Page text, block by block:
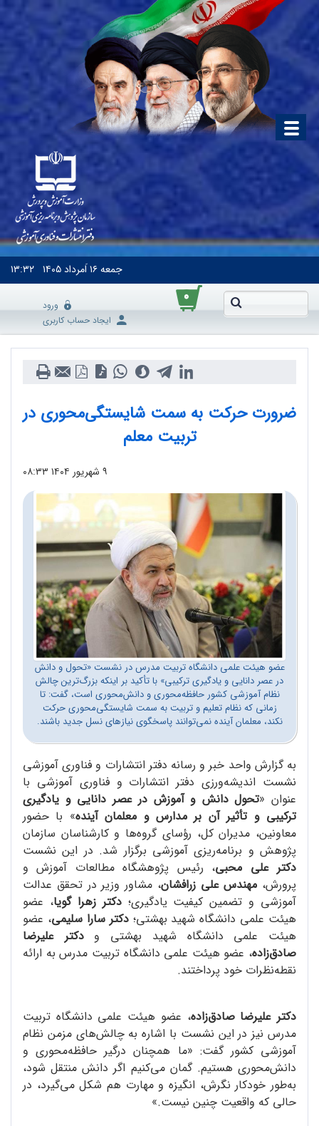
جمعه۱۶ اَمرداد ۱۴۰۵ ۱۳:۳۲
۰
ورود
ایجاد حساب کاربری
ضرورت حرکت به سمت شایستگی‌محوری در
تربیت معلم
۹ شهریور ۱۴۰۴ ۰۸:۳۳
عضو هیئت علمی دانشگاه تربیت مدرس در نشست «تحول و دانش
در عصر دانایی و یادگیری ترکیبی» با تأکید بر اینکه بزرگ‌ترین چالش
نظام آموزشی کشور حافظه‌محوری و دانش‌محوری است، گفت: تا
زمانی که نظام تعلیم و تربیت به سمت شایستگی‌محوری حرکت
نکند، معلمان آینده نمی‌توانند پاسخگوی نیازهای نسل جدید باشند.
به گزارش واحد خبر و رسانه دفتر انتشارات و فناوری آموزشی
نشست اندیشه‌ورزی دفتر انتشارات و فناوری آموزشی با
عنوان «تحول دانش و آموزش در عصر دانایی و یادگیری
ترکیبی و تأثیر آن بر مدارس و معلمان آینده» با حضور
معاونین، مدیران کل، رؤسای گروه‌ها و کارشناسان سازمان
پژوهش و برنامه‌ریزی آموزشی برگزار شد. در این نشست
دکتر علی محبی، رئیس پژوهشگاه مطالعات آموزش و
پرورش، مهندس علی زرافشان، مشاور وزیر در تحقق عدالت
آموزشی و تضمین کیفیت یادگیری؛دکتر زهرا گویا، عضو
هیئت علمی دانشگاه شهید بهشتی؛دکتر سارا سلیمی، عضو
هیئت علمی دانشگاه شهید بهشتی ودکتر علیرضا
صادق‌زاده، عضو هیئت علمی دانشگاه تربیت مدرس به ارائه
نقطه‌نظرات خود پرداختند.
دکتر علیرضا صادق‌زاده، عضو هیئت علمی دانشگاه تربیت
مدرس نیز در این نشست با اشاره به چالش‌های مزمن نظام
آموزشی کشور گفت: «ما همچنان درگیر حافظه‌محوری و
دانش‌محوری هستیم. گمان می‌کنیم اگر دانش منتقل شود،
به‌طور خودکار نگرش، انگیزه و مهارت هم شکل می‌گیرد، در
حالی که واقعیت چنین نیست.»